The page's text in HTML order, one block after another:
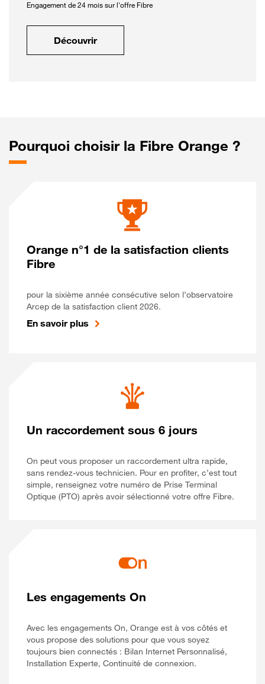
Engagement de 24 mois sur l'offre Fibre
Découvrir
Pourquoi choisir la Fibre Orange ?
Orange n°1 de la satisfaction clients
Fibre
pour la sixième année consécutive selon l’observatoire
Arcep de la satisfaction client 2026.
En savoir plus
Un raccordement sous 6 jours
On peut vous proposer un raccordement ultra rapide,
sans rendez-vous technicien. Pour en profiter, c’est tout
simple, renseignez votre numéro de Prise Terminal
Optique (PTO) après avoir sélectionné votre offre Fibre.
Les engagements On
Avec les engagements On, Orange est à vos côtés et
vous propose des solutions pour que vous soyez
toujours bien connectés : Bilan Internet Personnalisé,
Installation Experte, Continuité de connexion.